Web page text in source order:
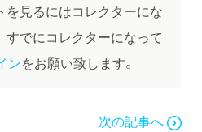
を見るにはコレクターにな
すでにコレクターになって
ンをお願い致します。
次の記事へ